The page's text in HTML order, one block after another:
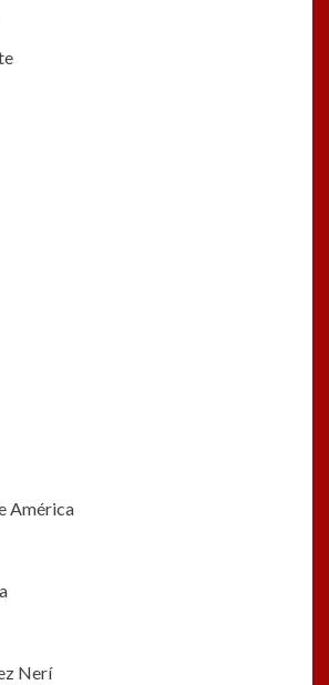
América
Nerí